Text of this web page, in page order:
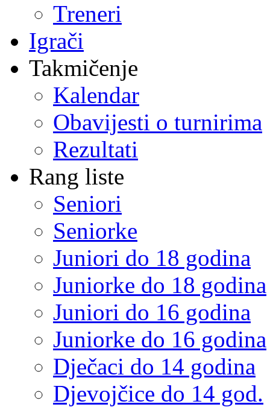
Treneri
Igrači
Takmičenje
Kalendar
Obavijesti o turnirima
Rezultati
Rang liste
Seniori
Seniorke
Juniori do 18 godina
Juniorke do 18 godina
Juniori do 16 godina
Juniorke do 16 godina
Dječaci do 14 godina
Djevojčice do 14 god.